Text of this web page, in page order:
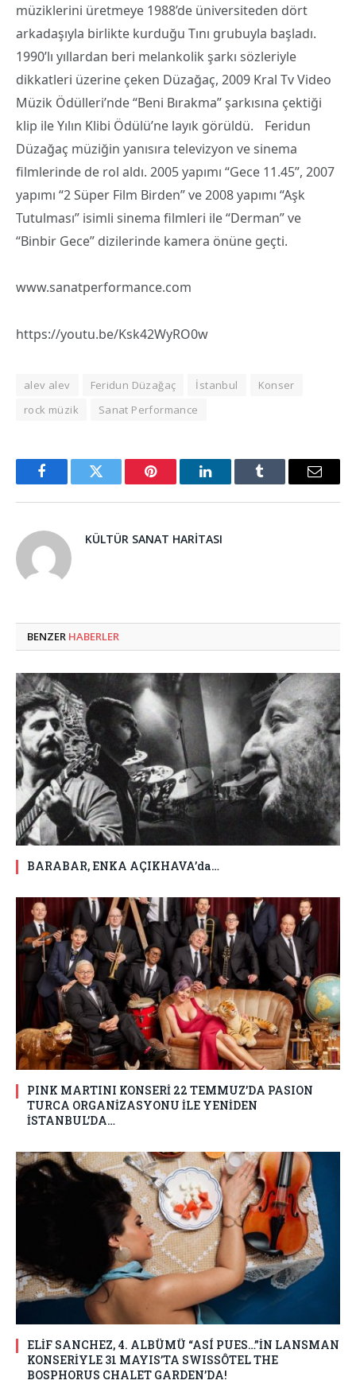
müziklerini üretmeye 1988’de üniversiteden dört
arkadaşıyla birlikte kurduğu Tını grubuyla başladı.
1990’lı yıllardan beri melankolik şarkı sözleriyle
dikkatleri üzerine çeken Düzağaç, 2009 Kral Tv Video
Müzik Ödülleri’nde “Beni Bırakma” şarkısına çektiği
klip ile Yılın Klibi Ödülü’ne layık görüldü. Feridun
Düzağaç müziğin yanısıra televizyon ve sinema
filmlerinde de rol aldı. 2005 yapımı “Gece 11.45”, 2007
yapımı “2 Süper Film Birden” ve 2008 yapımı “Aşk
Tutulması” isimli sinema filmleri ile “Derman” ve
“Binbir Gece” dizilerinde kamera önüne geçti.
www.sanatperformance.com
https://youtu.be/Ksk42WyRO0w
alev alev Feridun Düzağaç İstanbul
Konser
rock müzik
Sanat Performance
FacebookTwitter Pinterest LinkedInTumblr Email
KÜLTÜR SANAT HARITASI
BENZER HABERLER
BARABAR, ENKA AÇIKHAVA’da…
PINK MARTINI KONSERİ 22 TEMMUZ’DA PASION
TURCA ORGANİZASYONU İLE YENİDEN
İSTANBUL’DA…
ELİF SANCHEZ, 4. ALBÜMÜ “ASÍ PUES…”İN LANSMAN
KONSERİYLE 31 MAYIS’TA SWISSÔTEL THE
BOSPHORUS CHALET GARDEN’DA!